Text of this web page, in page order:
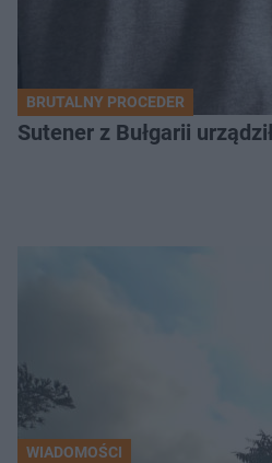
BRUTALNY PROCEDER
Sutener z Bułgarii
WIADOMOŚCI